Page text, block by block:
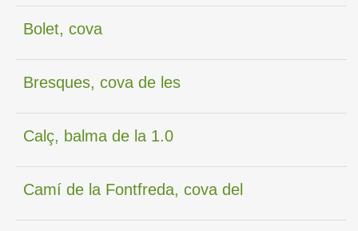
Bolet, cova
Bresques, cova de les
Calç, balma de la 1.0
Camí de la Fontfreda, cova del